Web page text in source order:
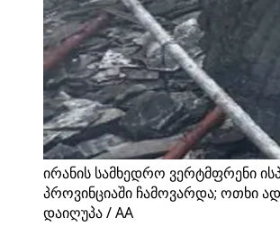
ირანის სამხედრო ვერტმფრენი
პროვინციაში ჩამოვარდა; ოთხი
დაიღუპა / AA